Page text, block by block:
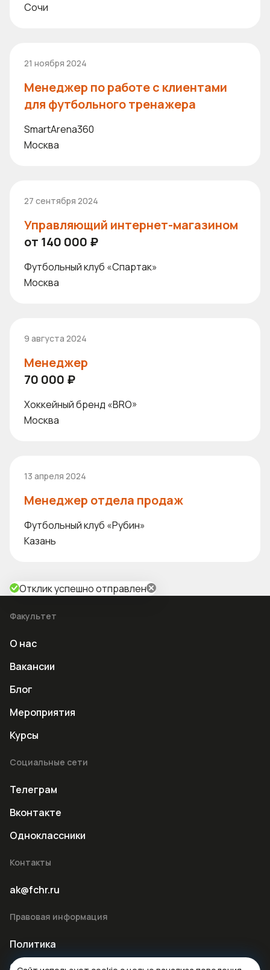
Сочи
21 ноября 2024
Менеджер по работе с клиентами
для футбольного тренажера
SmartArena360
Москва
27 сентября 2024
Управляющий интернет-магазином
от 140 000 ₽
Футбольный клуб «Спартак»
Москва
9 августа 2024
Менеджер
70 000 ₽
Хоккейный бренд «BRO»
Москва
13 апреля 2024
Менеджер отдела продаж
Футбольный клуб «Рубин»
Казань
Отклик успешно отправлен
Факультет
О нас
Вакансии
Блог
Мероприятия
Курсы
Социальные сети
Телеграм
Вконтакте
Одноклассники
Контакты
ak@fchr.ru
Правовая информация
Политика
Оферта